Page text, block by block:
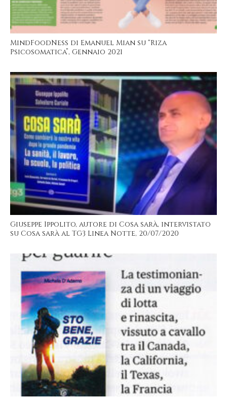
MindFoodNess di Emanuel Mian su “Riza
Psicosomatica”, Gennaio 2021
Giuseppe Ippolito, autore di Cosa sarà, intervistato
su Cosa sarà al TG3 Linea Notte, 20/07/2020